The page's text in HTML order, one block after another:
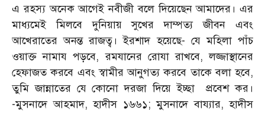
এ রহস্য অনেক আগেই নবীজী বলে দিয়েছেন আমাদের। এর
মাধ্যমেই মিলবে দুনিয়ায় সুখের দাম্পত্য জীবন এবং
আখেরাতের অনন্ত রাজত্ব। ইরশাদ হয়েছে- যে মহিলা পাঁচ
ওয়াক্ত নামায পড়বে, রমযানের রোযা রাখবে, লজ্জাস্থানের
হেফাজত করবে এবং স্বামীর আনুগত্য করবে তাকে বলা হবে,
তুমি জান্নাতের যে কোনো দরজা দিয়ে ইচ্ছা প্রবেশ কর।
-মুসনাদে আহমাদ, হাদীস ১৬৬১; মুসনাদে বায্যার, হাদীস